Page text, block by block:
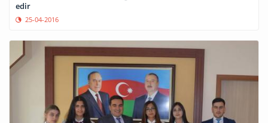
edir
25-04-2016